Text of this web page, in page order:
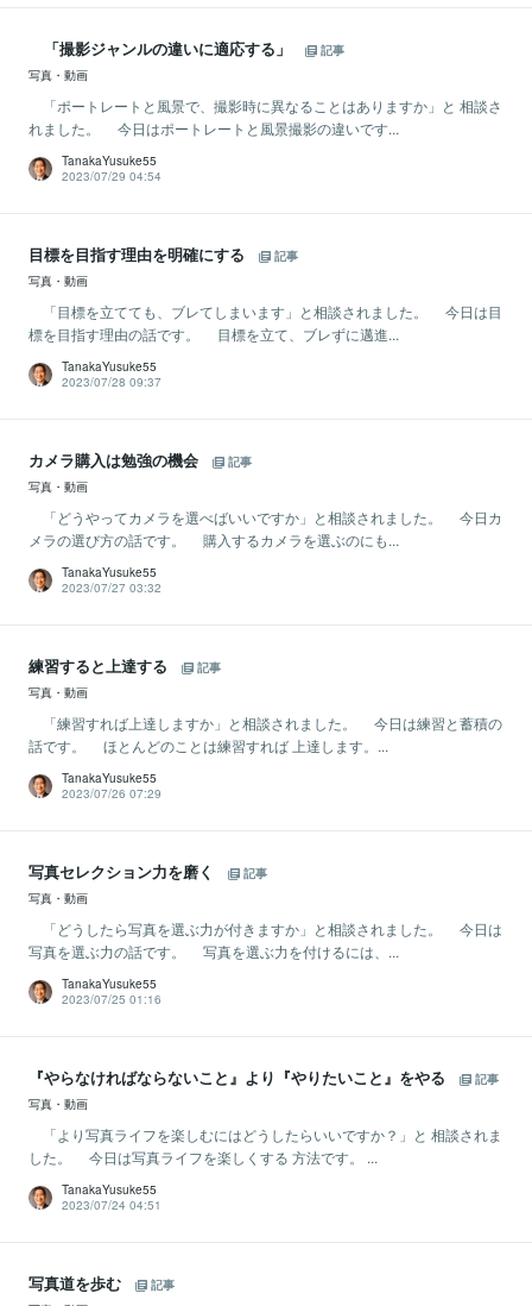
「撮影ジャンルの違いに適応する」
記事
写真・動画
「ポートレートと風景で、撮影時に異なることはありますか」と 相談さ
れました。 今日はポートレートと風景撮影の違いです...
TanakaYusuke55
2023/07/29 04:54
目標を目指す理由を明確にする
記事
写真・動画
「目標を立てても、ブレてしまいます」と相談されました。 今日は目
標を目指す理由の話です。 目標を立て、ブレずに邁進...
TanakaYusuke55
2023/07/28 09:37
カメラ購入は勉強の機会
記事
写真・動画
「どうやってカメラを選べばいいですか」と相談されました。 今日カ
メラの選び方の話です。 購入するカメラを選ぶのにも...
TanakaYusuke55
2023/07/27 03:32
練習すると上達する
記事
写真・動画
「練習すれば上達しますか」と相談されました。 今日は練習と蓄積の
話です。 ほとんどのことは練習すれば 上達します。...
TanakaYusuke55
2023/07/26 07:29
写真セレクション力を磨く
記事
写真・動画
「どうしたら写真を選ぶ力が付きますか」と相談されました。 今日は
写真を選ぶ力の話です。 写真を選ぶ力を付けるには、...
TanakaYusuke55
2023/07/25 01:16
『やらなければならないこと』より『やりたいこと』をやる
記事
写真・動画
「より写真ライフを楽しむにはどうしたらいいですか？」と 相談されま
した。 今日は写真ライフを楽しくする 方法です。 ...
TanakaYusuke55
2023/07/24 04:51
写真道を歩む
記事